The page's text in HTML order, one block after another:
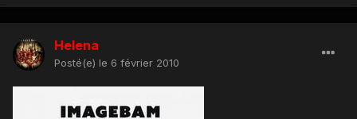
Helena
Posté(e) le 6 février 2010